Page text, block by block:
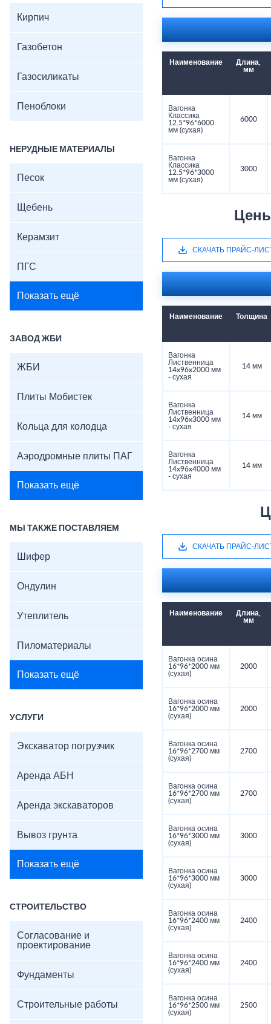
Кирпич
Газобетон
Газосиликаты
Пеноблоки
НЕРУДНЫЕ МАТЕРИАЛЫ
Песок
Щебень
Керамзит
ПГС
Показать ещё
ЗАВОД ЖБИ
ЖБИ
Плиты Мобистек
Кольца для колодца
Аэродромные плиты ПАГ
Показать ещё
МЫ ТАКЖЕ ПОСТАВЛЯЕМ
Шифер
Ондулин
Утеплитель
Пиломатериалы
Показать ещё
УСЛУГИ
Экскаватор погрузчик
Аренда АБН
Аренда экскаваторов
Вывоз грунта
Показать ещё
СТРОИТЕЛЬСТВО
Согласование и
проектирование
Фундаменты
Строительные работы
Наименование
Длина,
мм
Вагонка
Классика
12.5*96*6000
мм (сухая)
6000
Вагонка
Классика
12.5*96*3000
мм (сухая)
3000
СКАЧАТЬ ПРАЙС-
Наименование Толщина
Вагонка
Лиственница
14x96x2000 мм
- сухая
14 мм
Вагонка
Лиственница
14x96x3000 мм
- сухая
14 мм
Вагонка
Лиственница
14x96x4000 мм
- сухая
14 мм
СКАЧАТЬ ПРАЙС-
Наименование
Длина,
мм
Вагонка осина
16*96*2000 мм
(сухая)
2000
Вагонка осина
16*96*2000 мм
(сухая)
2000
Вагонка осина
16*96*2700 мм
(сухая)
2700
Вагонка осина
16*96*2700 мм
(сухая)
2700
Вагонка осина
16*96*3000 мм
(сухая)
3000
Вагонка осина
16*96*3000 мм
(сухая)
3000
Вагонка осина
16*96*2400 мм
(сухая)
2400
Вагонка осина
16*96*2400 мм
(сухая)
2400
Вагонка осина
16*96*2500 мм
(сухая)
2500